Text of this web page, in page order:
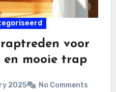
voor
en mooie trap
2025 No Comments